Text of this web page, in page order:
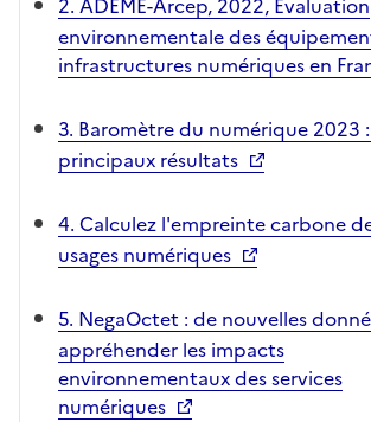
2. ADEME-Arcep, 2022, Évaluation
environnementale des
infrastructures numériques en
3. Baromètre du numérique 2023
principaux résultats
4. Calculez l'empreinte carbone
usages numériques
5. NegaOctet : de nouvelles
appréhender les impacts
environnementaux des services
numériques